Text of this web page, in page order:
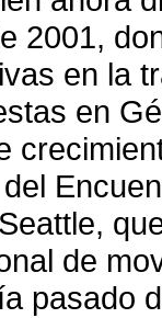
2001,
en la
en
de
pasado